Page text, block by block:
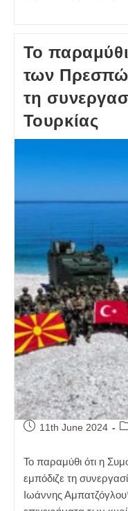
Το
των
τη
Τουρκίας
Post11th June 2024
Το παραμύθι ότι η
εμπόδιζε τη
Ιωάννης